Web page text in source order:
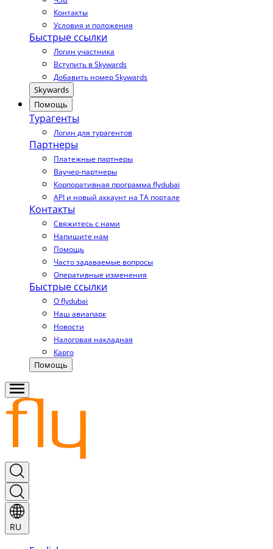
Контакты
Условия и положения
Быстрые ссылки
Логин участника
Вступить в Skywards
Добавить номер Skywards
Skywards
Помощь
Турагенты
Логин для турагентов
Партнеры
Платежные партнеры
Ваучер-партнеры
Корпоративная программа flydubai
API и новый аккаунт на TA портале
Контакты
Свяжитесь с нами
Напишите нам
Помощь
Часто задаваемые вопросы
Оперативные изменения
Быстрые ссылки
О flydubai
Наш авиапарк
Новости
Налоговая накладная
Карго
Помощь
RU